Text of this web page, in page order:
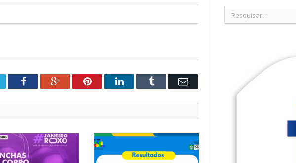
FacebookGoogle+PinterestLinkedInTumblr Email